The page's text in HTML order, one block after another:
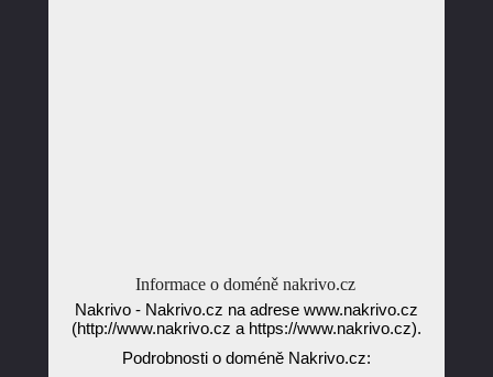
Informace o doméně nakrivo.cz
Nakrivo - Nakrivo.cz na adrese www.nakrivo.cz
(http://www.nakrivo.cz a https://www.nakrivo.cz).
Podrobnosti o doméně Nakrivo.cz: